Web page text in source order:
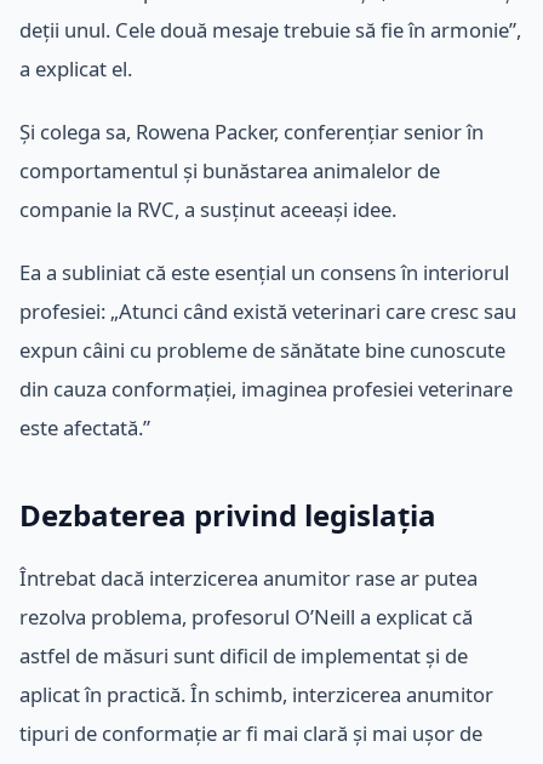
deții unul. Cele două mesaje trebuie să fie în armonie”,
a explicat el.
Și colega sa, Rowena Packer, conferențiar senior în
comportamentul și bunăstarea animalelor de
companie la RVC, a susținut aceeași idee.
Ea a subliniat că este esențial un consens în interiorul
profesiei: „Atunci când există veterinari care cresc sau
expun câini cu probleme de sănătate bine cunoscute
din cauza conformației, imaginea profesiei veterinare
este afectată.”
Dezbaterea privind legislația
Întrebat dacă interzicerea anumitor rase ar putea
rezolva problema, profesorul O’Neill a explicat că
astfel de măsuri sunt dificil de implementat și de
aplicat în practică. În schimb, interzicerea anumitor
tipuri de conformație ar fi mai clară și mai ușor de